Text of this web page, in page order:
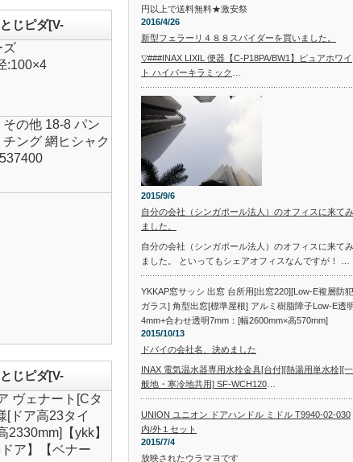
じピダ[V-
ズ
:100×4
その他 18-8 パン
チング 網ヒシャク
じピダ[V-
ヴェナート[Cタ
[ドア高23タイ
2330mm]【ykk】
ア】【ベナー
円以上で送料無料★激安祭
2016/4/26
新型フェラーリ４８８スパイダーを買いました。
▽###INAX LIXIL 便器【C-P18PA/BW1】ピュアホワイ
ト ハイパーキラミック
2015/9/6
自分の会社（シンガポール法人）のオフィスに来てみ
ました。
自分の会社（シンガポール法人）のオフィスに来てみ
ました。 といってもシェアオフィスなんですが！ …
YKKAP窓サッシ 出窓 台所用[出窓220][Low-E複層防犯
ガラス] 角型出窓[標準屋根] アルミ樹脂障子Low-E透
4mm+合わせ透明7mm：[幅2600mm×高570mm]
2015/10/13
ドバイの会社名、決めました
INAX 電気温水器専用水栓金具[台付][熱湯用単水栓][一
般地・寒冷地共用] SF-WCH120
UNION ユニオン ドアハンドル ミドル T9940-02-030
内/外１セット
2015/7/4
放映されたウラマヨです